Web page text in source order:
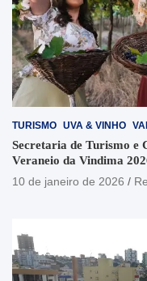
TURISMO UVA & VINHO
Secretaria de Turismo e
Veraneio da Vindima
10 de janeiro de 2026